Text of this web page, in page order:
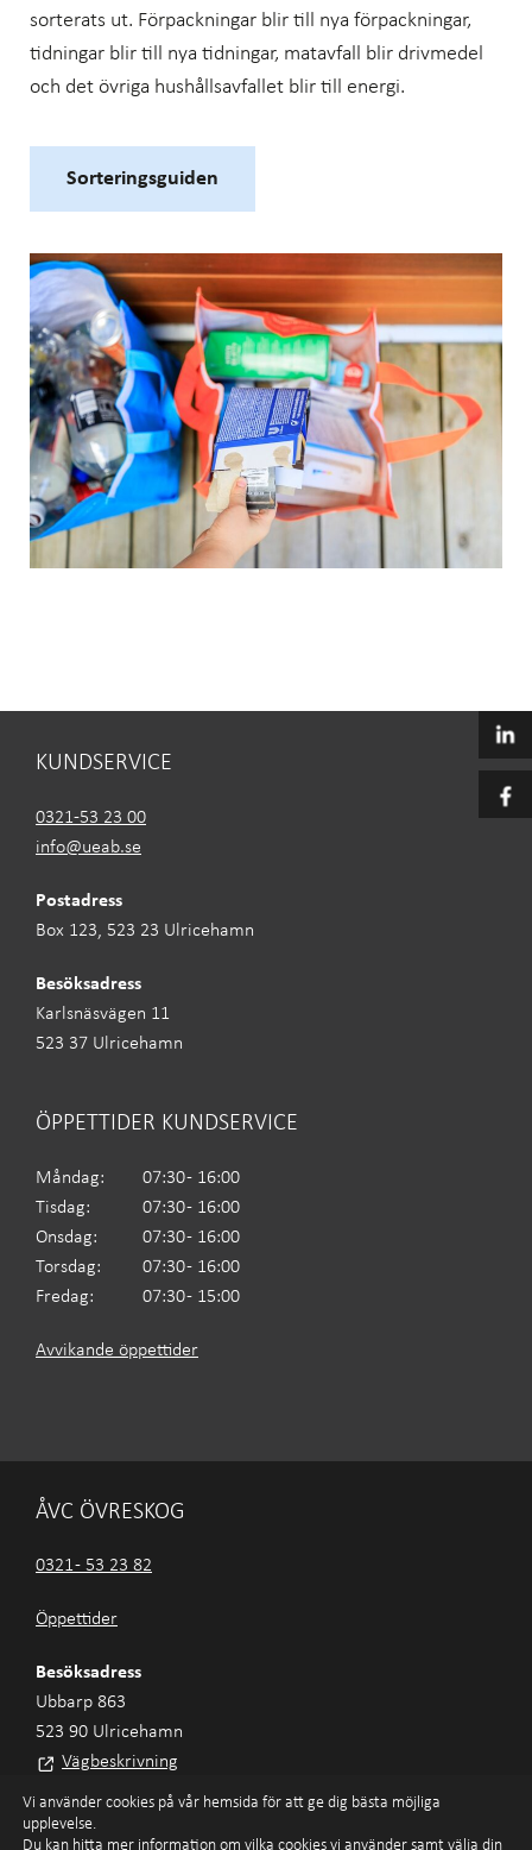
sorterats ut. Förpackningar blir till nya förpackningar,
tidningar blir till nya tidningar, matavfall blir drivmedel
och det övriga hushållsavfallet blir till energi.
Sorteringsguiden
KUNDSERVICE
0321-53 23 00
info@ueab.se
Postadress
Box 123, 523 23 Ulricehamn
Besöksadress
Karlsnäsvägen 11
523 37 Ulricehamn
ÖPPETTIDER KUNDSERVICE
Måndag:
07:30 - 16:00
Tisdag:
07:30 - 16:00
Onsdag:
07:30 - 16:00
Torsdag:
07:30 - 16:00
Fredag:
07:30 - 15:00
Avvikande öppettider
ÅVC ÖVRESKOG
0321 - 53 23 82
Öppettider
Besöksadress
Ubbarp 863
523 90 Ulricehamn
Vägbeskrivning
Vi använder cookies på vår hemsida för att ge dig bästa möjliga
upplevelse.
Du kan hitta mer information om vilka cookies vi använder samt välja din